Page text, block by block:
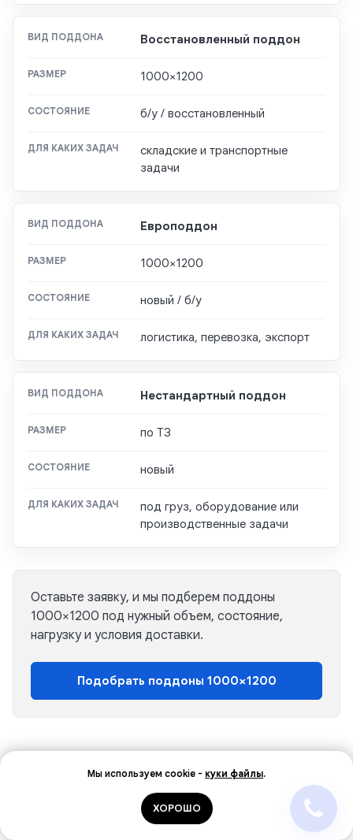
Восстановленный поддон
1000×1200
б/у / восстановленный
складские и транспортные
задачи
Европоддон
1000×1200
новый / б/у
логистика, перевозка, экспорт
Нестандартный поддон
по ТЗ
новый
под груз, оборудование или
производственные задачи
Оставьте заявку, и мы подберем поддоны
1000×1200 под нужный объем, состояние,
нагрузку и условия доставки.
Подобрать поддоны 1000×1200
Получите бесплатную
Мы используем cookie - куки файлы.
ХОРОШО